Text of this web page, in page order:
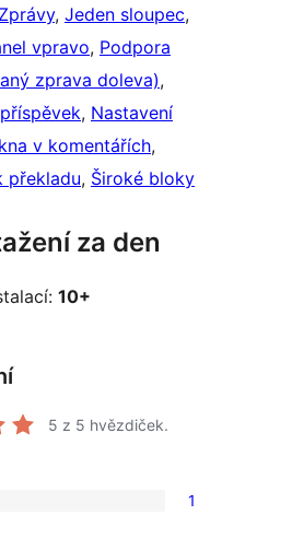
Zprávy, Jeden sloupec
vpravo, Podpora
zprava doleva)
, Nastavení
v komentářích
překladu, Široké bloky
za den
10+
5 z 5 hvězdiček.
1